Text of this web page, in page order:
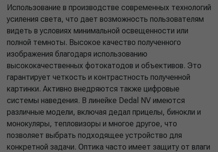
Использование в производстве современных технологий
усиления света, что дает возможность пользователям
видеть в условиях минимальной освещенности или
полной темноты. Высокое качество полученного
изображения благодаря использованию
высококачественных фотокатодов и объективов. Это
гарантирует четкость и контрастность полученной
картинки. Активно внедряются также цифровые
системы наведения. В линейке Dedal NV имеются
различные модели, включая дедал прицелы, бинокли и
монокуляры, тепловизоры и многое другое, что
позволяет выбрать подходящее устройство для
конкретной задачи. Оптика часто имеет защиту от влаги